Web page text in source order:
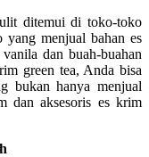
ditemui di toko-toko
menjual bahan es
dan buah-buahan
green tea, Anda bisa
bukan hanya menjual
dan aksesoris es krim